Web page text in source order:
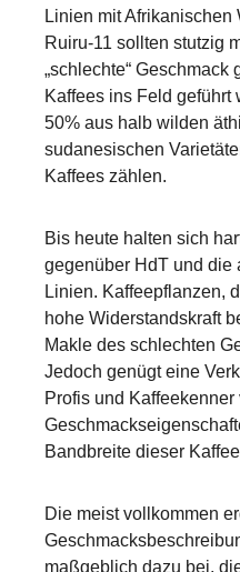
Linien mit
Ruiru-11 sollten stutzig
„schlechte“
Kaffees ins Feld geführt
50% aus halb wilden
sudanesischen
Kaffees zählen.
Bis heute halten sich
gegenüber HdT und die
Linien. Kaffeepflanzen,
hohe Widerstandskraft
Makle des schlechten
Jedoch genügt eine
Profis und
Bandbreite dieser
Die meist vollkommen
maßgeblich dazu bei,